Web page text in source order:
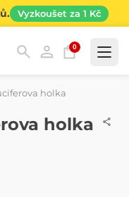
Vyzkoušet za 1 Kč
0
holka
holka